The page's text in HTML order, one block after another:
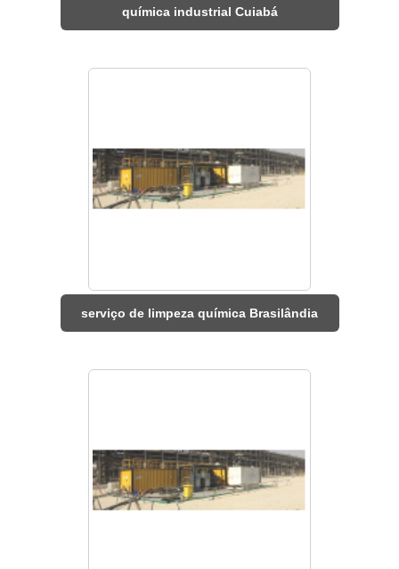
química industrial Cuiabá
serviço de limpeza química Brasilândia